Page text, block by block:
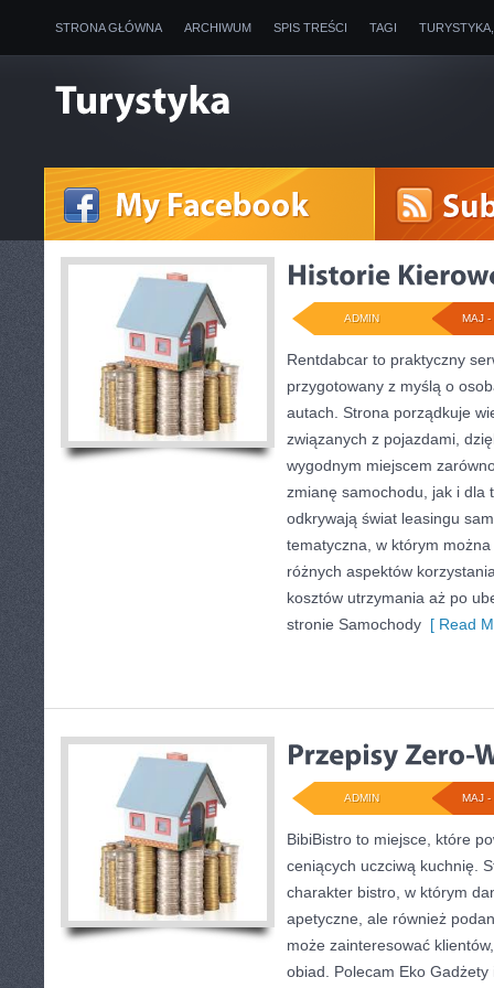
STRONA GŁÓWNA ARCHIWUM SPIS TREŚCI TAGI
MAJ -
ADMIN
Rentdabcar to praktyczny
przygotowany z myślą o
autach. Strona porządkuje
związanych z pojazdami,
wygodnym miejscem
zmianę samochodu, jak i dla
odkrywają świat leasingu
tematyczna, w którym
różnych aspektów
kosztów utrzymania aż po
stronie Samochody [ Read
MAJ -
ADMIN
BibiBistro to miejsce, które
ceniących uczciwą kuchnię.
charakter bistro, w którym
apetyczne, ale również
może zainteresować
obiad. Polecam Eko